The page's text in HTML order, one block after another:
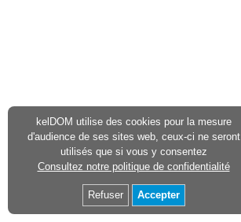
kelDOM utilise des cookies pour la mesure
d'audience de ses sites web, ceux-ci ne seront
utilisés que si vous y consentez
Consultez notre politique de confidentialité
Refuser Accepter